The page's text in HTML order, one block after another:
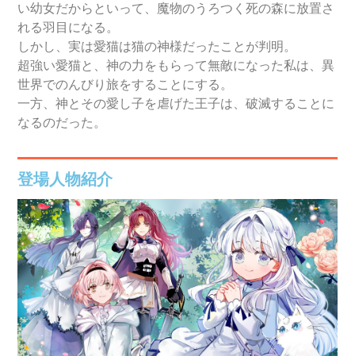
い幼女だからといって、魔物のうろつく死の森に放置さ
れる羽目になる。
しかし、実は愛猫は猫の神様だったことが判明。
超強い愛猫と、神の力をもらって無敵になった私は、異
世界でのんびり旅をすることにする。
一方、神とその愛し子を虐げた王子は、破滅することに
なるのだった。
登場人物紹介